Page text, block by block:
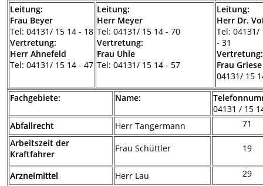
Leitung:
Frau Beyer
Tel: 04131/ 15 14 - 18
Vertretung:
Herr Ahnefeld
Tel: 04131/ 15 14 - 47
Leitung:
Herr Meyer
Tel: 04131/ 15 14 - 70
Vertretung:
Frau Uhle
Tel: 04131/ 15 14 - 57
Leitung:
Herr Dr.
Tel: 04131/
- 31
Vertretung:
Frau Griese
04131/ 15
Fachgebiete:
Name:
04131 / 15
Abfallrecht
Herr Tangermann
71
Arbeitszeit der
Kraftfahrer
Frau Schüttler 19
Arzneimittel Herr Lau
29